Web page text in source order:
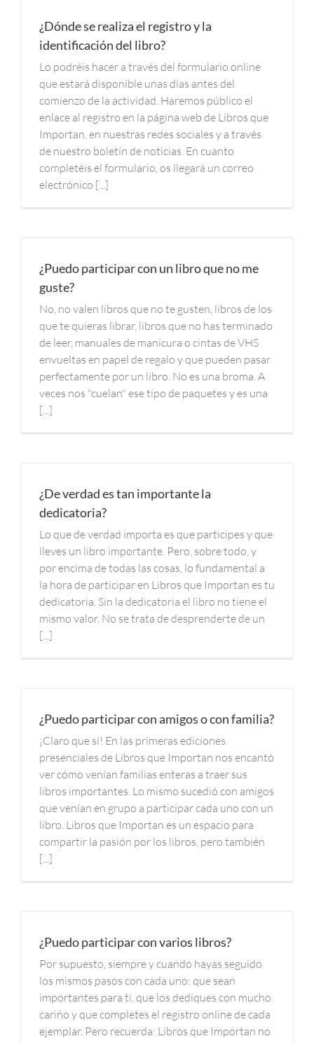
¿Dónde se realiza el registro y la
identificación del libro?
Lo podréis hacer a través del formulario online
que estará disponible unas días antes del
comienzo de la actividad. Haremos público el
enlace al registro en la página web de Libros que
Importan, en nuestras redes sociales y a través
de nuestro boletín de noticias. En cuanto
completéis el formulario, os llegará un correo
electrónico [...]
¿Puedo participar con un libro que no me
guste?
No, no valen libros que no te gusten, libros de los
que te quieras librar, libros que no has terminado
de leer, manuales de manicura o cintas de VHS
envueltas en papel de regalo y que pueden pasar
perfectamente por un libro. No es una broma. A
veces nos "cuelan" ese tipo de paquetes y es una
[...]
¿De verdad es tan importante la
dedicatoria?
Lo que de verdad importa es que participes y que
lleves un libro importante. Pero, sobre todo, y
por encima de todas las cosas, lo fundamental a
la hora de participar en Libros que Importan es tu
dedicatoria. Sin la dedicatoria el libro no tiene el
mismo valor. No se trata de desprenderte de un
[...]
¿Puedo participar con amigos o con familia?
¡Claro que sí! En las primeras ediciones
presenciales de Libros que Importan nos encantó
ver cómo venían familias enteras a traer sus
libros importantes. Lo mismo sucedió con amigos
que venían en grupo a participar cada uno con un
libro. Libros que Importan es un espacio para
compartir la pasión por los libros, pero también
[...]
¿Puedo participar con varios libros?
Por supuesto, siempre y cuando hayas seguido
los mismos pasos con cada uno: que sean
importantes para ti, que los dediques con mucho
cariño y que completes el registro online de cada
ejemplar. Pero recuerda: Libros que Importan no